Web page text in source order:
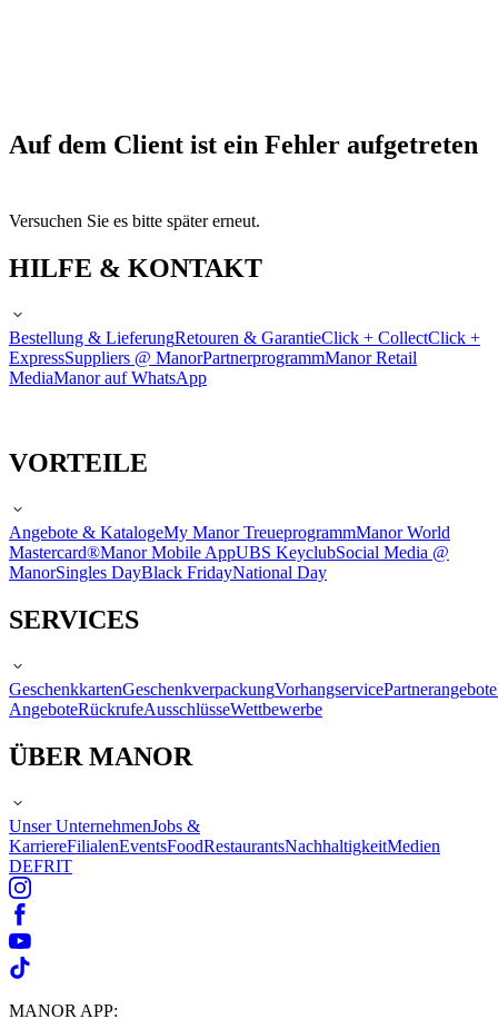
Auf dem Client ist ein Fehler aufgetreten
Versuchen Sie es bitte später erneut.
HILFE & KONTAKT
Bestellung & LieferungRetouren & GarantieClick + CollectClick +
ExpressSuppliers @ ManorPartnerprogrammManor Retail
MediaManor auf WhatsApp
VORTEILE
Angebote & KatalogeMy Manor TreueprogrammManor World
Mastercard®Manor Mobile AppUBS KeyclubSocial Media @
ManorSingles DayBlack FridayNational Day
SERVICES
GeschenkkartenGeschenkverpackungVorhangservicePartnerangebote
AngeboteRückrufeAusschlüsseWettbewerbe
ÜBER MANOR
Unser UnternehmenJobs &
KarriereFilialenEventsFoodRestaurantsNachhaltigkeitMedien
DEFRIT
MANOR APP: